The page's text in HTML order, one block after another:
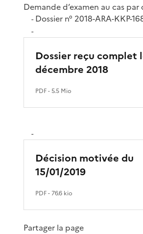
Demande d’examen au cas par
-Dossier n° 2018-ARA-KKP-
-
Dossier reçu complet
décembre 2018
PDF- 5.5 Mio
-
Décision motivée du
15/01/2019
PDF- 76.6 kio
Partager la page